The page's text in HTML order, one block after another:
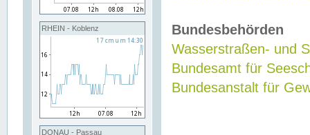
RHEIN - Koblenz
DONAU - Passau
Bundesbehörden
Wasserstraßen- und
Bundesamt für
Bundesanstalt für